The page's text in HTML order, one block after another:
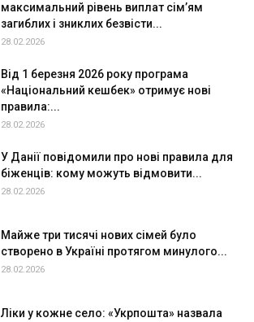
максимальний рівень виплат сім’ям
загиблих і зниклих безвісти...
28.02.2026
Від 1 березня 2026 року програма
«Національний кешбек» отримує нові
правила:...
28.02.2026
У Данії повідомили про нові правила для
біженців: кому можуть відмовити...
28.02.2026
Майже три тисячі нових сімей було
створено в Україні протягом минулого...
28.02.2026
Ліки у кожне село: «Укрпошта» назвала